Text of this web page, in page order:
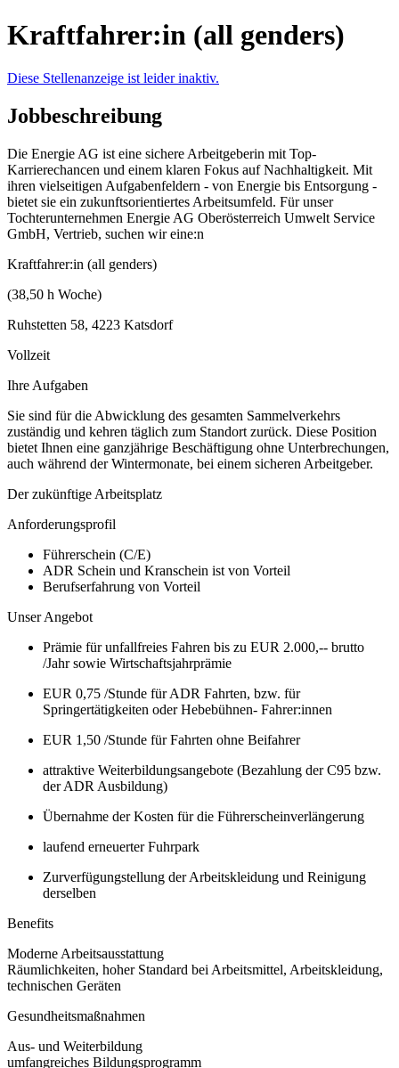
Kraftfahrer:in (all genders)
Diese Stellenanzeige ist leider inaktiv.
Jobbeschreibung
Die Energie AG ist eine sichere Arbeitgeberin mit Top-
Karrierechancen und einem klaren Fokus auf Nachhaltigkeit. Mit
ihren vielseitigen Aufgabenfeldern - von Energie bis Entsorgung -
bietet sie ein zukunftsorientiertes Arbeitsumfeld. Für unser
Tochterunternehmen Energie AG Oberösterreich Umwelt Service
GmbH, Vertrieb, suchen wir eine:n
Kraftfahrer:in (all genders)
(38,50 h Woche)
Ruhstetten 58, 4223 Katsdorf
Vollzeit
Ihre Aufgaben
Sie sind für die Abwicklung des gesamten Sammelverkehrs
zuständig und kehren täglich zum Standort zurück. Diese Position
bietet Ihnen eine ganzjährige Beschäftigung ohne Unterbrechungen,
auch während der Wintermonate, bei einem sicheren Arbeitgeber.
Der zukünftige Arbeitsplatz
Anforderungsprofil
Führerschein (C/E)
ADR Schein und Kranschein ist von Vorteil
Berufserfahrung von Vorteil
Unser Angebot
Prämie für unfallfreies Fahren bis zu EUR 2.000,-- brutto
/Jahr sowie Wirtschaftsjahrprämie
EUR 0,75 /Stunde für ADR Fahrten, bzw. für
Springertätigkeiten oder Hebebühnen- Fahrer:innen
EUR 1,50 /Stunde für Fahrten ohne Beifahrer
attraktive Weiterbildungsangebote (Bezahlung der C95 bzw.
der ADR Ausbildung)
Übernahme der Kosten für die Führerscheinverlängerung
laufend erneuerter Fuhrpark
Zurverfügungstellung der Arbeitskleidung und Reinigung
derselben
Benefits
Moderne Arbeitsausstattung
Räumlichkeiten, hoher Standard bei Arbeitsmittel, Arbeitskleidung,
technischen Geräten
Gesundheitsmaßnahmen
Aus- und Weiterbildung
umfangreiches Bildungsprogramm